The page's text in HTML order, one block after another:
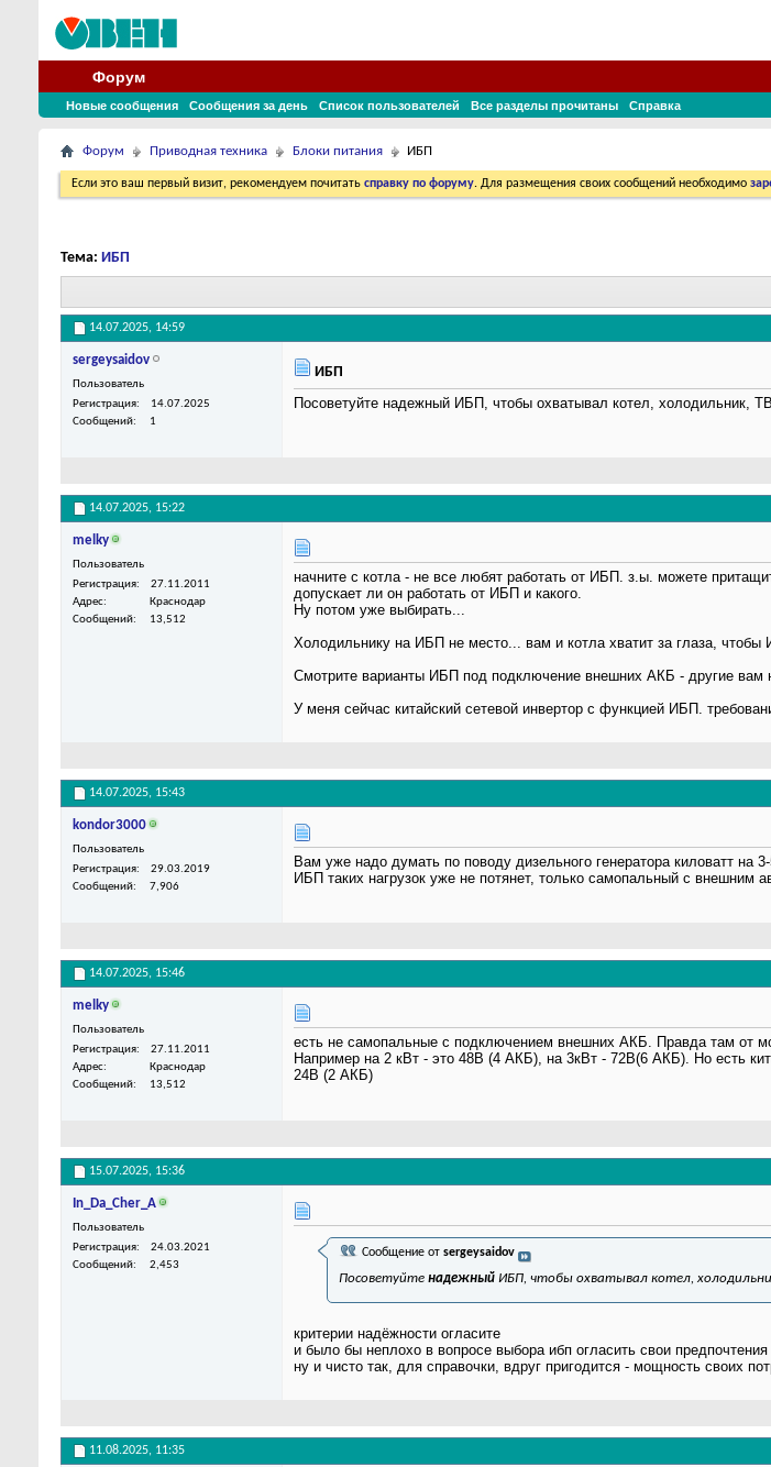
Форум
Новые сообщения Сообщения за день Список пользователей Все разделы прочитаны Справка
Форум Приводная техника Блоки питания ИБП
Если это ваш первый визит, рекомендуем почитать справку по форуму. Для размещения своих сообщений необходимо
Тема: ИБП
14.07.2025, 14:59
sergeysaidov
Пользователь
Регистрация
14.07.2025
Сообщений
1
ИБП
Посоветуйте надежный ИБП, чтобы охватывал котел, холодильник,
14.07.2025, 15:22
melky
Пользователь
Регистрация
27.11.2011
Адрес
Краснодар
Сообщений
13,512
начните с котла - не все любят работать от ИБП. з.ы. можете
допускает ли он работать от ИБП и какого.
Ну потом уже выбирать...
Холодильнику на ИБП не место... вам и котла хватит за глаза, чтобы
Смотрите варианты ИБП под подключение внешних АКБ - другие вам
У меня сейчас китайский сетевой инвертор с функцией ИБП.
14.07.2025, 15:43
kondor3000
Пользователь
Регистрация
29.03.2019
Сообщений
7,906
Вам уже надо думать по поводу дизельного генератора киловатт на
ИБП таких нагрузок уже не потянет, только самопальный с внешним
14.07.2025, 15:46
melky
Пользователь
Регистрация
27.11.2011
Адрес
Краснодар
Сообщений
13,512
есть не самопальные с подключением внешних АКБ. Правда там от
Например на 2 кВт - это 48В (4 АКБ), на 3кВт - 72В(6 АКБ). Но есть
24В (2 АКБ)
15.07.2025, 15:36
In_Da_Cher_A
Пользователь
Регистрация
24.03.2021
Сообщений
2,453
Сообщение от sergeysaidov
Посоветуйте надежный ИБП, чтобы охватывал котел,
критерии надёжности огласите
и было бы неплохо в вопросе выбора ибп огласить свои
ну и чисто так, для справочки, вдруг пригодится - мощность своих
11.08.2025, 11:35